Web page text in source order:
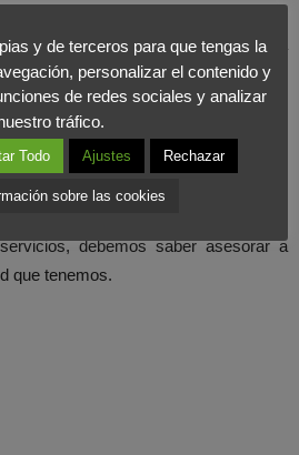
son aspectos fundamentales para
de Marketing . En todos los
y dar prioridad a los aspectos
sector turístico. Hay que trabajar por
de calidad, que gasten más dinero,
En definitiva que ayuden a activar
debemos saber asesorar a
que tenemos.
y de terceros para que tengas la
personalizar el contenido y
de redes sociales y analizar
tráfico.
Todo Ajustes Rechazar
sobre las cookies